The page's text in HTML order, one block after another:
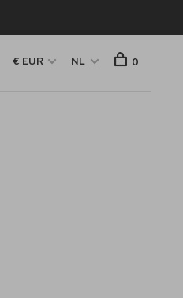
€ EUR NL 0